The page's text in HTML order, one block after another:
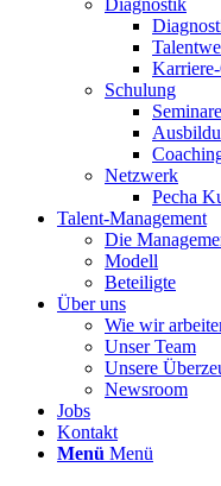
Diagnostik
Schulung
Seminare
Netzwerk
Pecha
Talent-Management
Die
Modell
Beteiligte
Über uns
Wie wir
Unser Team
Unsere
Newsroom
Jobs
Kontakt
Menü Menü